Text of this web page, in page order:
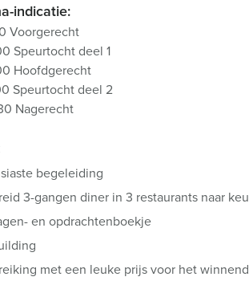
indicatie:
Voorgerecht
Speurtocht deel 1
Hoofdgerecht
Speurtocht deel 2
Nagerecht
begeleiding
3-gangen diner in 3 restaurants naar
en opdrachtenboekje
met een leuke prijs voor het